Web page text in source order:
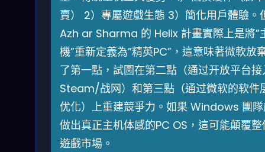
賣） 2）專屬遊戲生態 3）簡化用戶體驗。
Azh ar Sharma 的 Helix 計畫實際上是將”
機”重新定義為”精英PC”，這意味著微軟放
了第一點，試圖在第二點（通过开放平台接
Steam/战网）和第三點（通过微软的软件
优化）上重建競爭力。如果 Windows 團
做出真正主机体感的PC OS，這可能顛覆整
遊戲市場。